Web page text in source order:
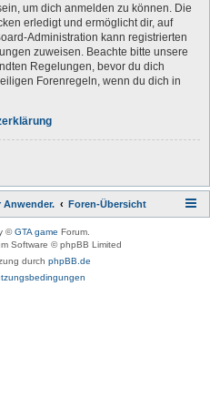
um dich anmelden zu können. Die
erledigt und ermöglicht dir, auf
Administration kann registrierten
zuweisen. Beachte bitte unsere
Regelungen, bevor du dich
Forenregeln, wenn du dich in
Foren-Übersicht
©GTA game Forum.
Software © phpBB Limited
durch phpBB.de